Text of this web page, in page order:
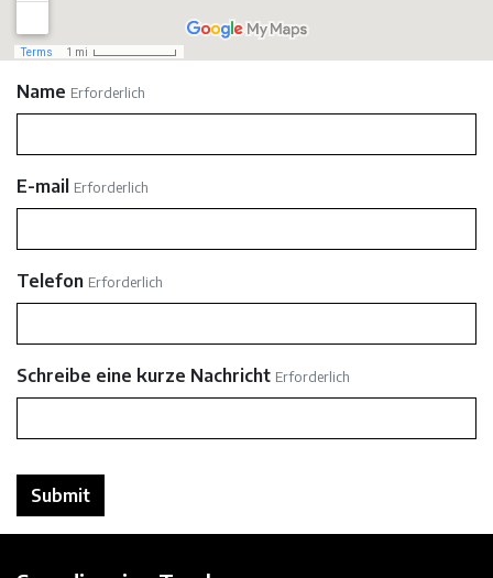
Name Erforderlich
E-mail Erforderlich
Telefon Erforderlich
Schreibe eine kurze Nachricht Erforderlich
Submit